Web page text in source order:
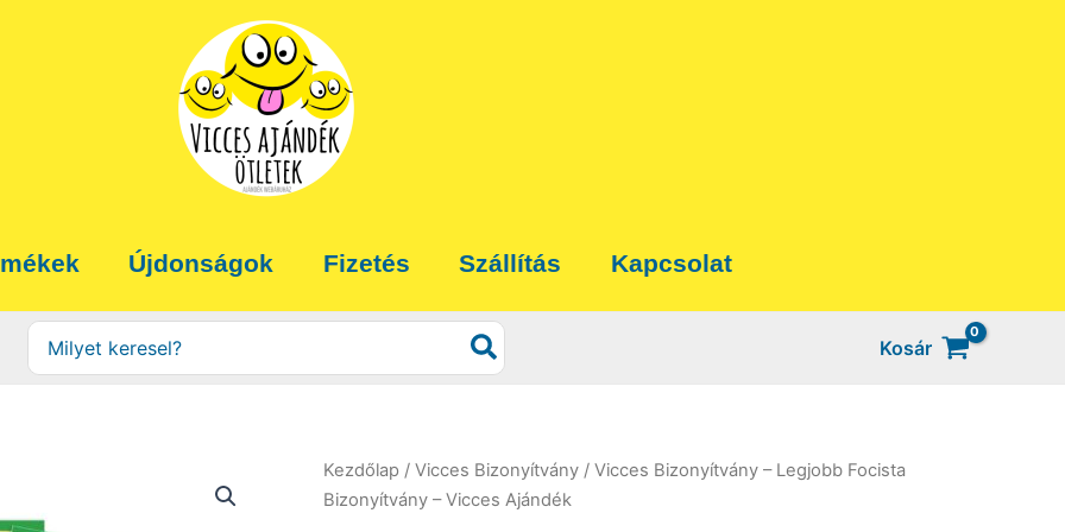
Újdonságok Fizetés Szállítás Kapcsolat
Search
for:
Kosár
Kezdőlap / Vicces Bizonyítvány / Vicces Bizonyítvány – Legjobb Focista
Bizonyítvány – Vicces Ajándék